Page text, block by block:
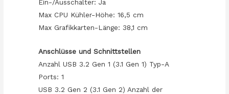
Ein-/Ausschalter: Ja
Max CPU Kühler-Höhe: 16,5 cm
Max Grafikkarten-Länge: 38,1 cm
Anschlüsse und Schnittstellen
Anzahl USB 3.2 Gen 1 (3.1 Gen 1) Typ-A
Ports: 1
USB 3.2 Gen 2 (3.1 Gen 2) Anzahl der